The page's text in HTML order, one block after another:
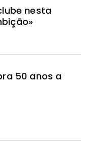
nesta
50 anos a